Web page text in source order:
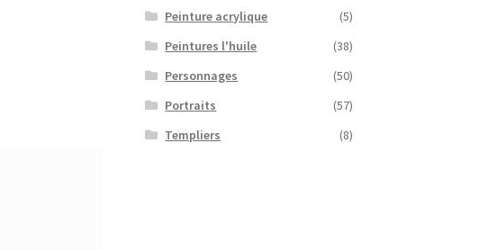
Peinture acrylique
(5)
Peintures l'huile
(38)
Personnages
(50)
Portraits
(57)
Templiers
(8)